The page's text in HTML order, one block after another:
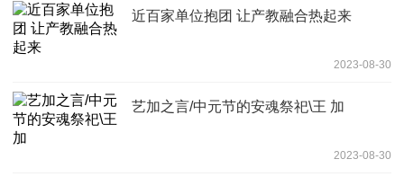
近百家单位抱团 让产教融合热起来
2023-08-30
艺加之言/中元节的安魂祭祀\王 加
2023-08-30